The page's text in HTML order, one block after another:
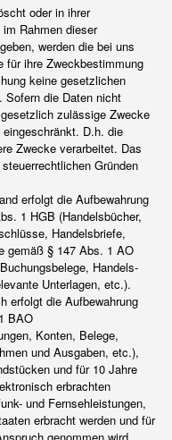
oder in ihrer
Rahmen dieser
werden die bei uns
für ihre Zweckbestimmung
keine gesetzlichen
Sofern die Daten nicht
zulässige Zwecke
D.h. die
Zwecke verarbeitet. Das
Gründen
erfolgt die Aufbewahrung
1 HGB (Handelsbücher,
Handelsbriefe,
gemäß § 147 Abs. 1 AO
Handels-
Unterlagen, etc.).
erfolgt die Aufbewahrung
BAO
Konten, Belege,
und Ausgaben, etc.),
und für 10 Jahre
erbrachten
und Fernsehleistungen,
erbracht werden und für